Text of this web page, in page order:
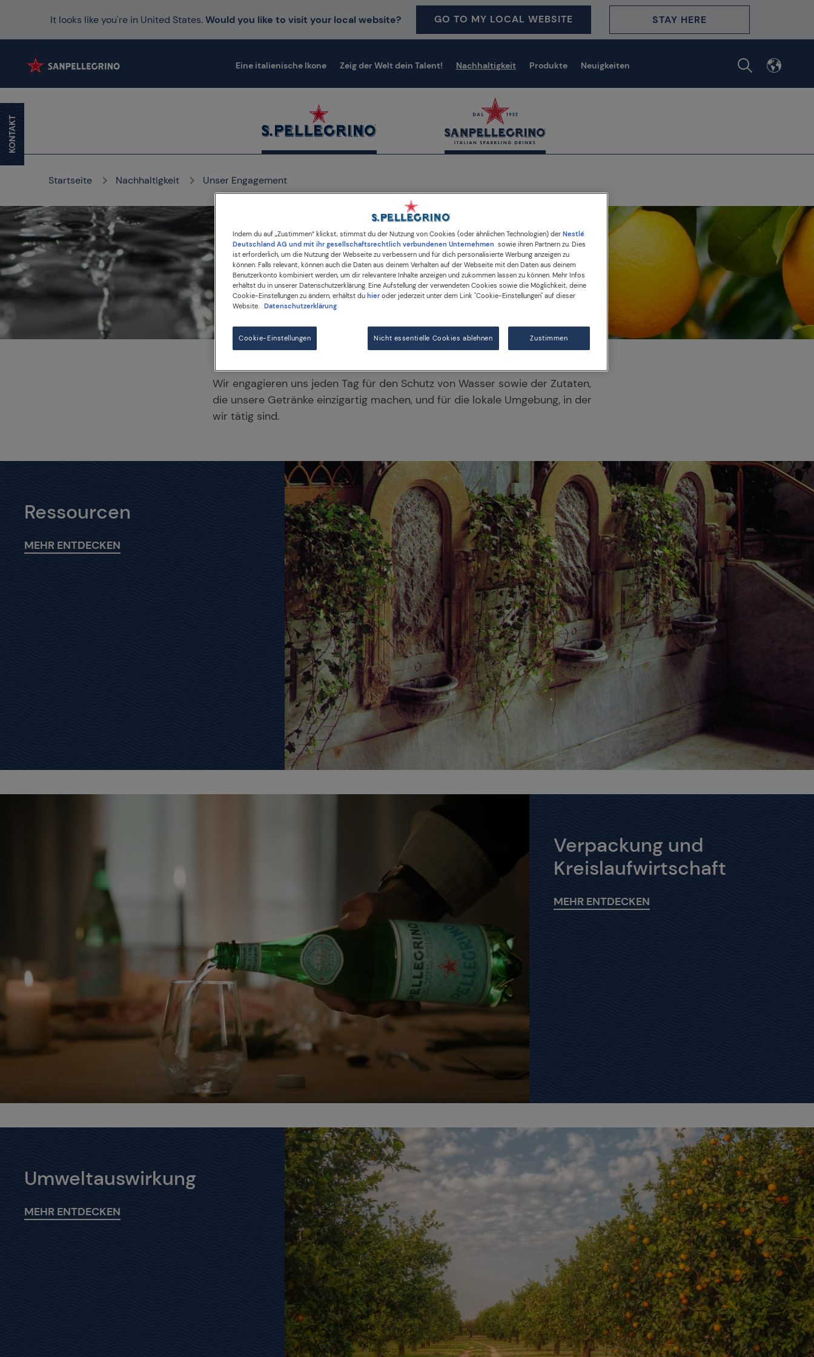
It looks like you're in United States.Would you like to visit your local website? GO TO MY LOCAL WEBSITE STAY HERE
Eine italienische Ikone Zeig der Welt dein Talent! Nachhaltigkeit Produkte Neuigkeiten
Startseite Nachhaltigkeit Unser Engagement
Unser Engagement
Wir engagieren uns jeden Tag für den Schutz von Wasser sowie der Zutaten,
die unsere Getränke einzigartig machen, und für die lokale Umgebung, in der
wir tätig sind.
Ressourcen
MEHR ENTDECKEN
Verpackung und
Kreislaufwirtschaft
MEHR ENTDECKEN
Umweltauswirkung
MEHR ENTDECKEN
KONTAKT
Indem du auf „Zustimmen“ klickst, stimmst du der Nutzung von Cookies (oder ähnlichen Technologien) der Nestlé
Deutschland AG und mit ihr gesellschaftsrechtlich verbundenen Unternehmen sowie ihren Partnern zu. Dies
ist erforderlich, um die Nutzung der Webseite zu verbessern und für dich personalisierte Werbung anzeigen zu
können. Falls relevant, können auch die Daten aus deinem Verhalten auf der Webseite mit den Daten aus deinem
Benutzerkonto kombiniert werden, um dir relevantere Inhalte anzeigen und zukommen lassen zu können. Mehr Infos
erhältst du in unserer Datenschutzerklärung. Eine Aufstellung der verwendeten Cookies sowie die Möglichkeit, deine
Cookie-Einstellungen zu ändern, erhältst du hier oder jederzeit unter dem Link "Cookie-Einstellungen" auf dieser
Website. Datenschutzerklärung
Cookie-Einstellungen Nicht essentielle Cookies ablehnen Zustimmen